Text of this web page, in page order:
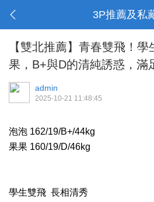
3P推薦及私
【雙北推薦】青春雙飛！
果，B+與D的清純誘惑，滿
admin
2025-10-21 11:48:45
泡泡 162/19/B+/
果果 160/19/D/46kg
學生雙飛 長相清秀